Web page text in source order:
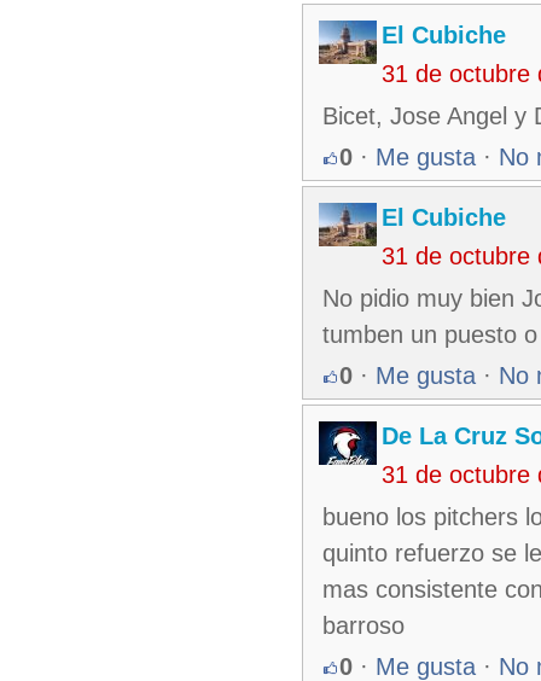
El Cubiche
31 de octubre
Bicet, Jose Angel y
0 · Me gusta · No
El Cubiche
31 de octubre
No pidio muy bien
tumben un puesto
0 · Me gusta · No
De La Cruz
31 de octubre
bueno los pitchers
quinto refuerzo se
mas consistente
barroso
0 · Me gusta · No